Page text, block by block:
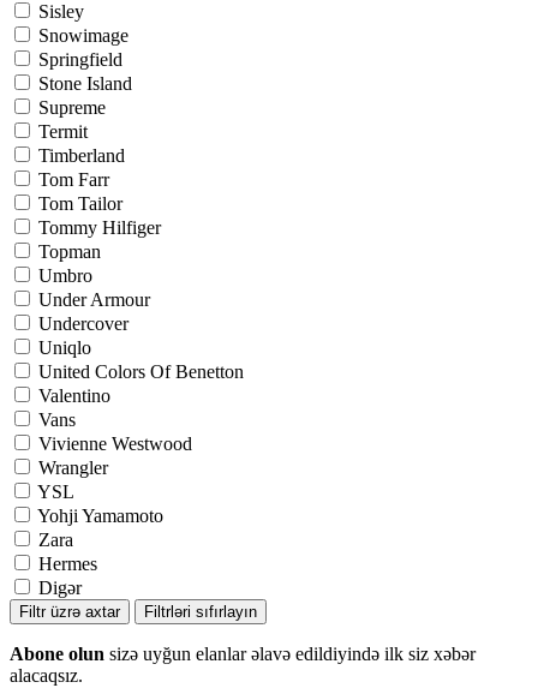
Sisley
Snowimage
Springfield
Stone Island
Supreme
Termit
Timberland
Tom Farr
Tom Tailor
Tommy Hilfiger
Topman
Umbro
Under Armour
Undercover
Uniqlo
United Colors Of Benetton
Valentino
Vans
Vivienne Westwood
Wrangler
YSL
Yohji Yamamoto
Zara
Hermes
Digər
Filtr üzrə axtar Filtrləri sıfırlayın
Abone olun sizə uyğun elanlar əlavə edildiyində ilk siz xəbər
alacaqsız.